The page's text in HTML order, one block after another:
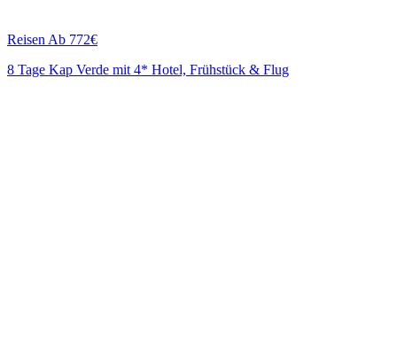
Reisen Ab 772€
8 Tage Kap Verde mit 4* Hotel, Frühstück & Flug